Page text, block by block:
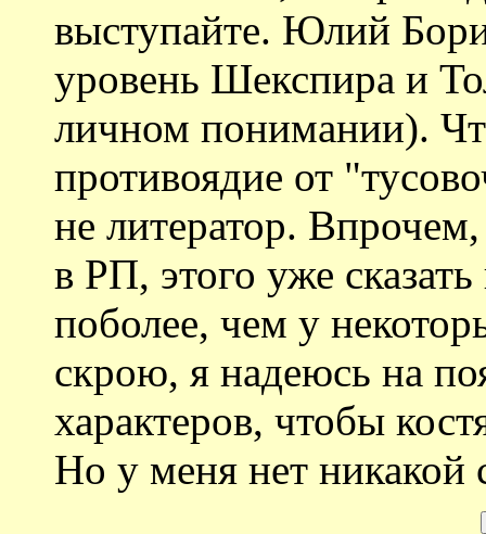
выступайте. Юлий
уровень Шекспира и
личном понимании).
противоядие от
не литератор.
в РП, этого уже
поболее, чем у
скрою, я надеюсь на
характеров, чтобы
Но у меня нет никакой